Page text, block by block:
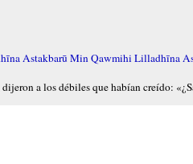
Astakbarū Min Qawmihi Lilladhīna
a los débiles que habían creído: